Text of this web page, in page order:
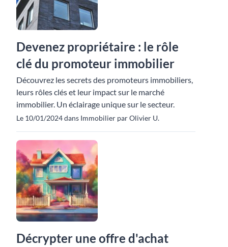
Devenez propriétaire : le rôle
clé du promoteur immobilier
Découvrez les secrets des promoteurs immobiliers,
leurs rôles clés et leur impact sur le marché
immobilier. Un éclairage unique sur le secteur.
Le 10/01/2024 dans Immobilier par Olivier U.
Décrypter une offre d'achat